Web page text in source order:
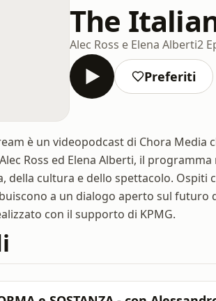
The
Alec Ross e Elena Alberti2
Preferiti
è un videopodcast di Chora
Ross ed Elena Alberti, il
della cultura e dello spettacolo. Ospiti
a un dialogo aperto sul
con il supporto di KPMG.